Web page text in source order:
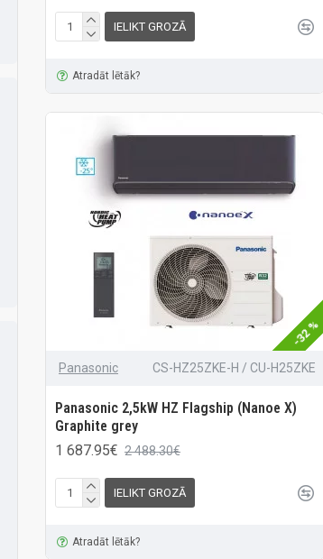
IELIKT GROZĀ
Atradāt lētāk?
-32 %
Panasonic CS-HZ25ZKE-H / CU-H25ZKE
Panasonic 2,5kW HZ Flagship (Nanoe X)
Graphite grey
1 687.95€ 2 488.30€
IELIKT GROZĀ
Atradāt lētāk?